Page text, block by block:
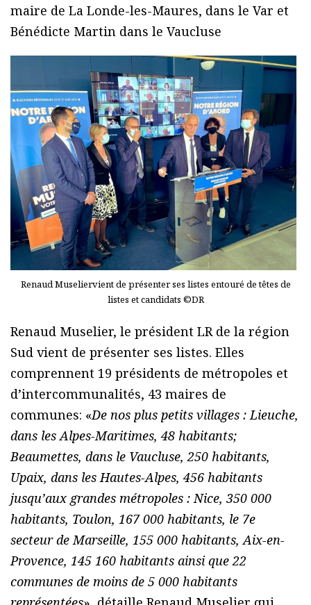
maire de La Londe-les-Maures, dans le Var et
Bénédicte Martin dans le Vaucluse
Renaud Museliervient de présenter ses listes entouré de têtes de
listes et candidats ©DR
Renaud Muselier, le président LR de la région
Sud vient de présenter ses listes. Elles
comprennent 19 présidents de métropoles et
d’intercommunalités, 43 maires de
communes: «De nos plus petits villages : Lieuche,
dans les Alpes-Maritimes, 48 habitants;
Beaumettes, dans le Vaucluse, 250 habitants,
Upaix, dans les Hautes-Alpes, 456 habitants
jusqu’aux grandes métropoles : Nice, 350 000
habitants, Toulon, 167 000 habitants, le 7e
secteur de Marseille, 155 000 habitants, Aix-en-
Provence, 145 160 habitants ainsi que 22
communes de moins de 5 000 habitants